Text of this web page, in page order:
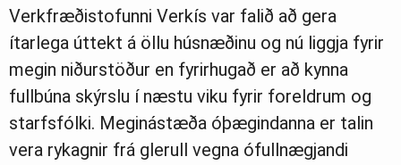
Verkfræðistofunni Verkís var falið að gera
ítarlega úttekt á öllu húsnæðinu og nú liggja fyrir
megin niðurstöður en fyrirhugað er að kynna
fullbúna skýrslu í næstu viku fyrir foreldrum og
starfsfólki. Meginástæða óþægindanna er talin
vera rykagnir frá glerull vegna ófullnægjandi